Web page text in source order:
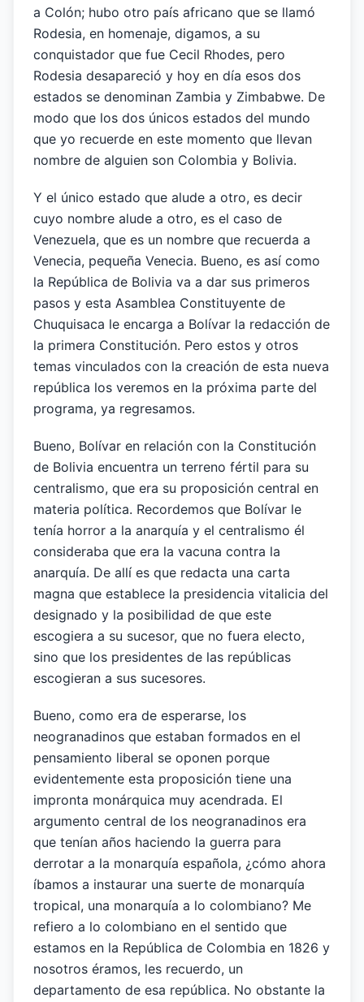
a Colón; hubo otro país africano que se llamó
Rodesia, en homenaje, digamos, a su
conquistador que fue Cecil Rhodes, pero
Rodesia desapareció y hoy en día esos dos
estados se denominan Zambia y Zimbabwe. De
modo que los dos únicos estados del mundo
que yo recuerde en este momento que llevan
nombre de alguien son Colombia y Bolivia.
Y el único estado que alude a otro, es decir
cuyo nombre alude a otro, es el caso de
Venezuela, que es un nombre que recuerda a
Venecia, pequeña Venecia. Bueno, es así como
la República de Bolivia va a dar sus primeros
pasos y esta Asamblea Constituyente de
Chuquisaca le encarga a Bolívar la redacción de
la primera Constitución. Pero estos y otros
temas vinculados con la creación de esta nueva
república los veremos en la próxima parte del
programa, ya regresamos.
Bueno, Bolívar en relación con la Constitución
de Bolivia encuentra un terreno fértil para su
centralismo, que era su proposición central en
materia política. Recordemos que Bolívar le
tenía horror a la anarquía y el centralismo él
consideraba que era la vacuna contra la
anarquía. De allí es que redacta una carta
magna que establece la presidencia vitalicia del
designado y la posibilidad de que este
escogiera a su sucesor, que no fuera electo,
sino que los presidentes de las repúblicas
escogieran a sus sucesores.
Bueno, como era de esperarse, los
neogranadinos que estaban formados en el
pensamiento liberal se oponen porque
evidentemente esta proposición tiene una
impronta monárquica muy acendrada. El
argumento central de los neogranadinos era
que tenían años haciendo la guerra para
derrotar a la monarquía española, ¿cómo ahora
íbamos a instaurar una suerte de monarquía
tropical, una monarquía a lo colombiano? Me
refiero a lo colombiano en el sentido que
estamos en la República de Colombia en 1826 y
nosotros éramos, les recuerdo, un
departamento de esa república. No obstante la